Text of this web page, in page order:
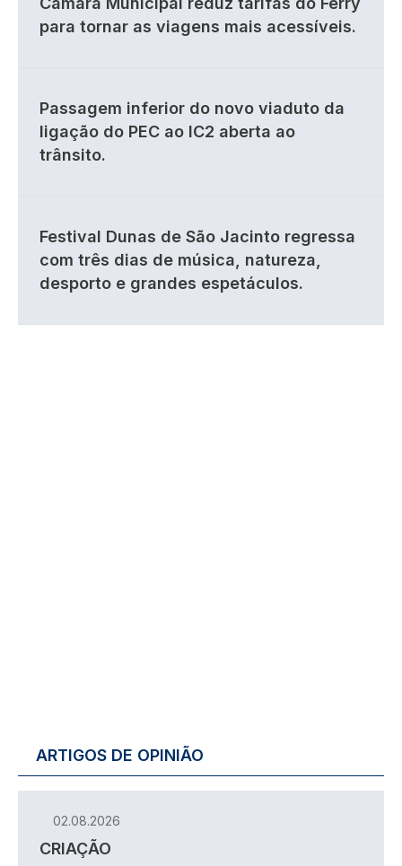
para tornar as viagens mais acessíveis.
Passagem inferior do novo viaduto da
ligação do PEC ao IC2 aberta ao
trânsito.
Festival Dunas de São Jacinto regressa
com três dias de música, natureza,
desporto e grandes espetáculos.
ARTIGOS DE OPINIÃO
02.08.2026
CRIAÇÃO